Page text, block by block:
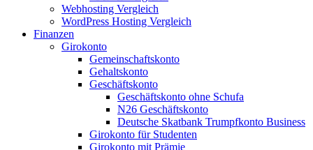
Webhosting Vergleich
WordPress Hosting Vergleich
Finanzen
Girokonto
Gemeinschaftskonto
Gehaltskonto
Geschäftskonto
Geschäftskonto ohne Schufa
N26 Geschäftskonto
Deutsche Skatbank Trumpfkonto Business
Girokonto für Studenten
Girokonto mit Prämie